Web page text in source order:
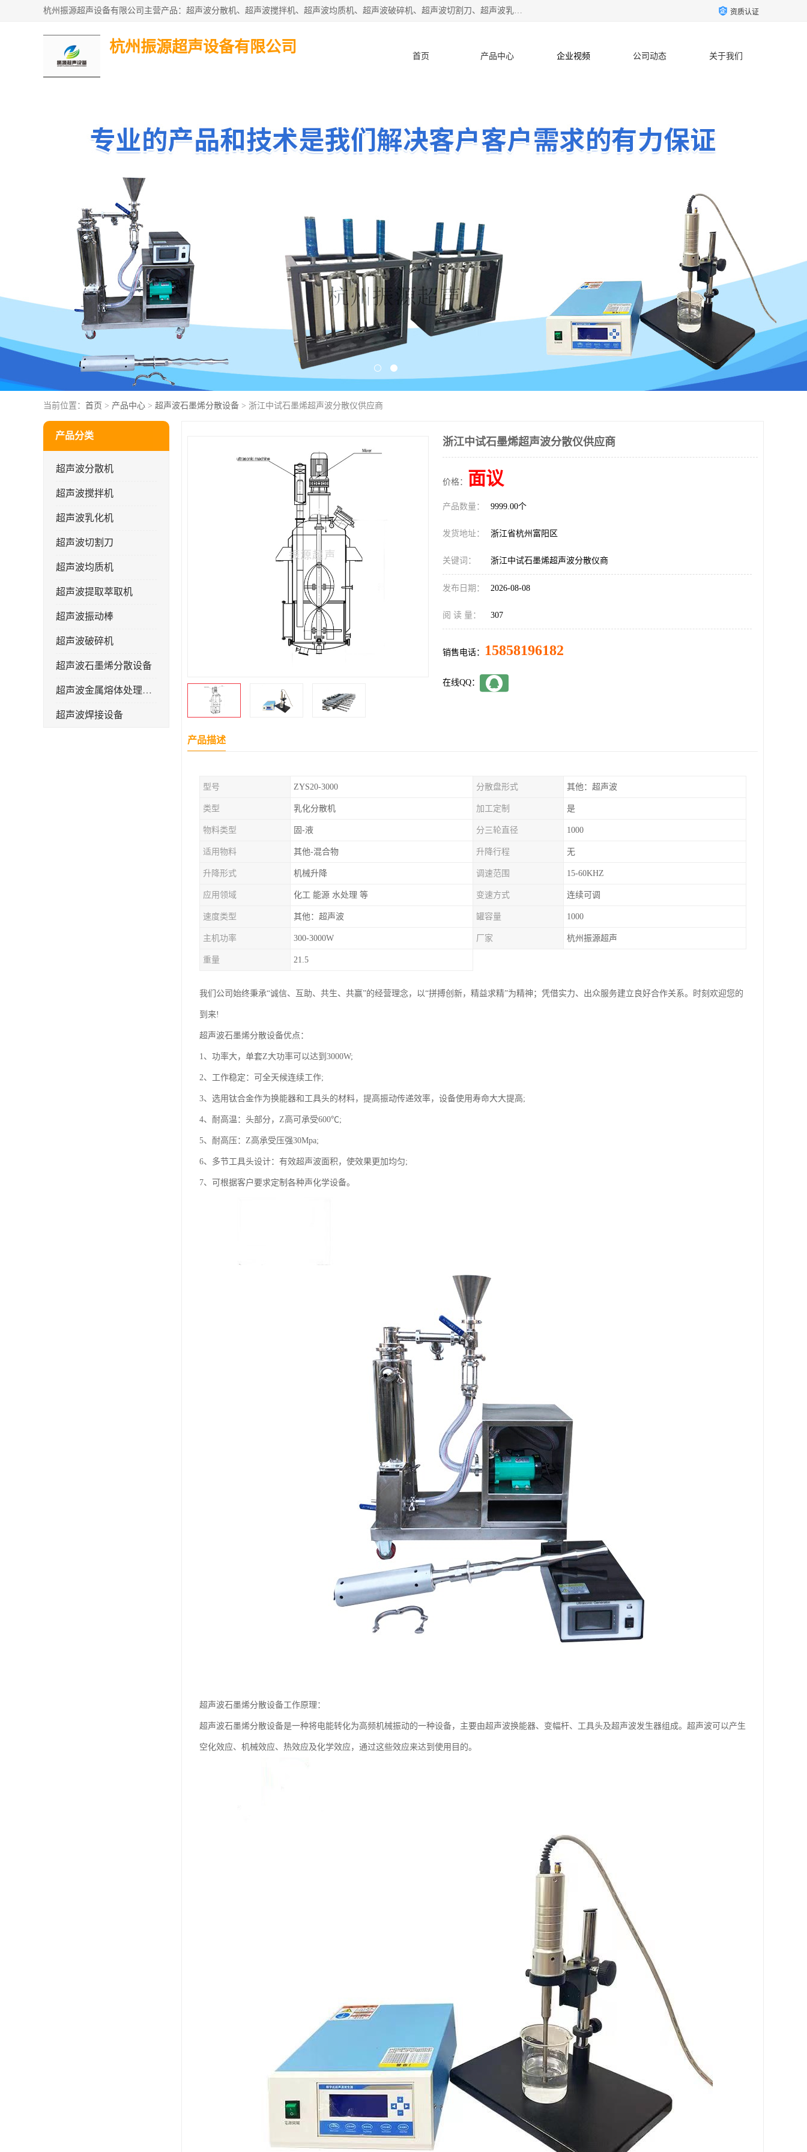
杭州振源超声设备有限公司主营产品：超声波分散机、超声波搅拌机、超声波均质机、超声波破碎机、超声波切割刀、超声波乳化机、超声波提取机、超声波振动棒等设备。秉承诚信经营、品质至上的服务宗旨，与多家企业建立了长期的合作关系。公司坚持以质量赢市场，以服务赢客户，始终以客户利益为中心。 资质认证
杭州振源超声设备有限公司
首页 产品中心 企业视频 公司动态 关于我们
当前位置： 首页 > 产品中心 > 超声波石墨烯分散设备 > 浙江中试石墨烯超声波分散仪供应商
产品分类
超声波分散机
超声波搅拌机
超声波乳化机
超声波切割刀
超声波均质机
超声波提取萃取机
超声波振动棒
超声波破碎机
超声波石墨烯分散设备
超声波金属熔体处理设备
超声波焊接设备
浙江中试石墨烯超声波分散仪供应商
价格： 面议
产品数量： 9999.00个
发货地址： 浙江省杭州富阳区
关键词： 浙江中试石墨烯超声波分散仪商
发布日期： 2026-08-08
阅 读 量： 307
销售电话： 15858196182
在线QQ：
产品描述
型号 ZYS20-3000 分散盘形式 其他：超声波
类型 乳化分散机 加工定制 是
物料类型 固-液 分三轮直径 1000
适用物料 其他-混合物 升降行程 无
升降形式 机械升降 调速范围 15-60KHZ
应用领域 化工 能源 水处理 等 变速方式 连续可调
速度类型 其他：超声波 罐容量 1000
主机功率 300-3000W 厂家 杭州振源超声
重量 21.5
我们公司始终秉承“诚信、互助、共生、共赢”的经营理念，以“拼搏创新，精益求精”为精神；凭借实力、出众服务建立良好合作关系。时刻欢迎您的
到来!
超声波石墨烯分散设备优点：
1、功率大，单套Z大功率可以达到3000W;
2、工作稳定：可全天候连续工作;
3、选用钛合金作为换能器和工具头的材料，提高振动传递效率，设备使用寿命大大提高;
4、耐高温：头部分，Z高可承受600℃;
5、耐高压：Z高承受压强30Mpa;
6、多节工具头设计：有效超声波面积，使效果更加均匀;
7、可根据客户要求定制各种声化学设备。
超声波石墨烯分散设备工作原理：
超声波石墨烯分散设备是一种将电能转化为高频机械振动的一种设备，主要由超声波换能器、变幅杆、工具头及超声波发生器组成。超声波可以产生
空化效应、机械效应、热效应及化学效应，通过这些效应来达到使用目的。